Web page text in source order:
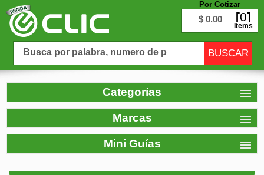
Por Cotizar
$ 0.00 0
Items
Categorías
Marcas
Mini Guías